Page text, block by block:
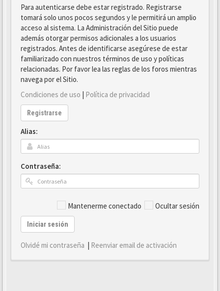
Para autenticarse debe estar registrado. Registrarse
tomará solo unos pocos segundos y le permitirá un amplio
acceso al sistema. La Administración del Sitio puede
además otorgar permisos adicionales a los usuarios
registrados. Antes de identificarse asegúrese de estar
familiarizado con nuestros términos de uso y políticas
relacionadas. Por favor lea las reglas de los foros mientras
navega por el Sitio.
Condiciones de uso | Política de privacidad
Registrarse
Alias:
Contraseña:
Mantenerme conectado Ocultar sesión
Iniciar sesión
Olvidé mi contraseña | Reenviar email de activación